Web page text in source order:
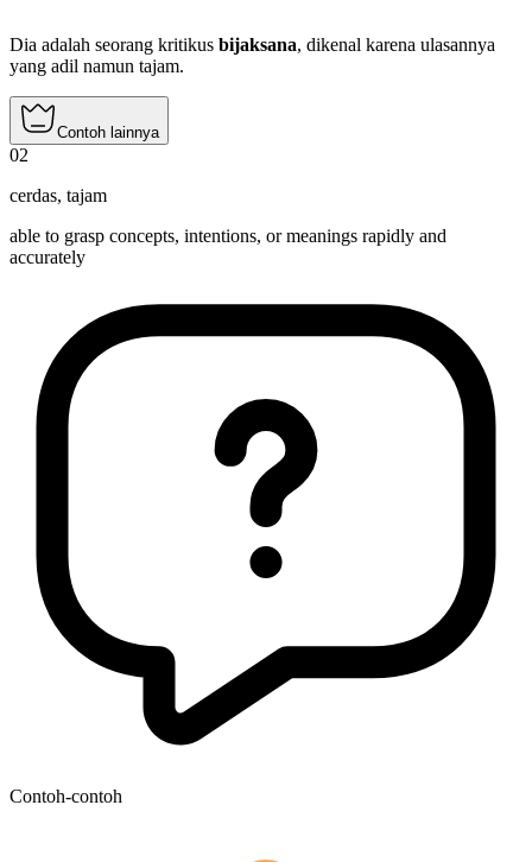
Dia adalah seorang kritikus bijaksana, dikenal karena ulasannya
yang adil namun tajam.
Contoh lainnya
02
cerdas, tajam
able to grasp concepts, intentions, or meanings rapidly and
accurately
Contoh-contoh